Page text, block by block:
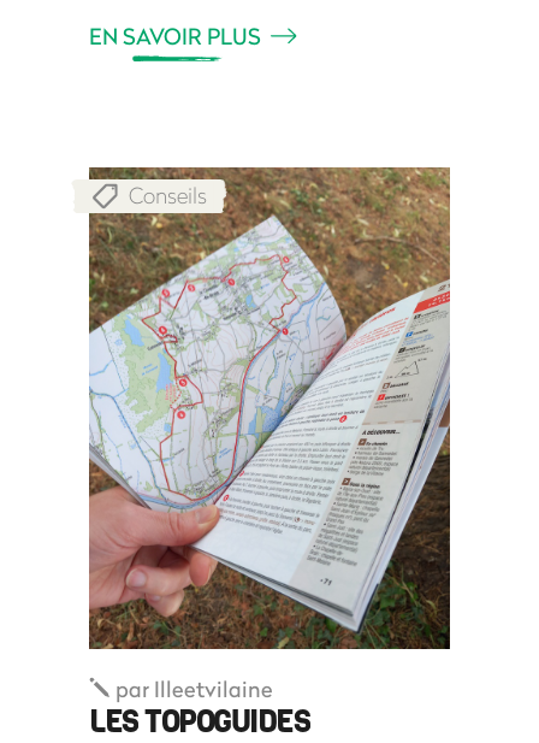
EN SAVOIR PLUS
Conseils
par Illeetvilaine
LES TOPOGUIDES